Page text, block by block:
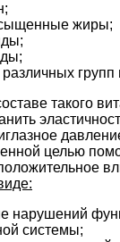
жиры;
групп
такого
целью
нарушений
системы;